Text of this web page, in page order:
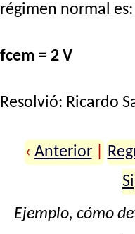
régimen normal es:
fcem = 2 V
Resolvió: Ricardo
‹ Anterior
Ejemplo, cómo